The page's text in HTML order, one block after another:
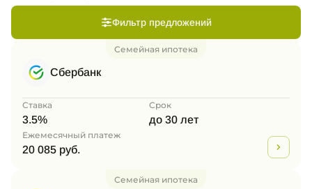
Фильтр предложений
Семейная ипотека
Сбербанк
Ставка
3.5%
Срок
до 30 лет
Ежемесячный платеж
20 085 руб.
Семейная ипотека